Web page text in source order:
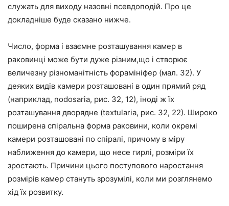
служать для виходу назовні псевдоподій. Про це
докладніше буде сказано нижче.
Число, форма і взаємне розташування камер в
раковинці може бути дуже різним,що і створює
величезну різноманітність форамініфер (мал. 32). У
деяких видів камери розташовані в один прямий ряд
(наприклад, nodosaria, рис. 32, 12), іноді ж їх
розташування дворядне (textularia, рис. 32, 22). Широко
поширена спіральна форма раковини, коли окремі
камери розташовані по спіралі, причому в міру
наближення до камери, що несе гирлі, розміри їх
зростають. Причини цього поступового наростання
розмірів камер стануть зрозумілі, коли ми розглянемо
хід їх розвитку.